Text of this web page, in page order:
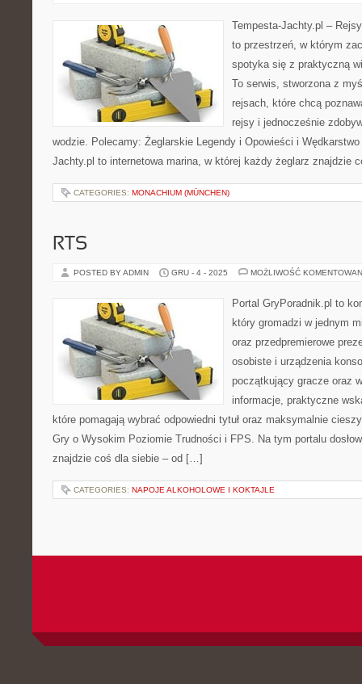
Tempesta-Jachty.pl –
to przestrzeń, w którym
spotyka się z praktyczną
To serwis, stworzona z
rejsach, które chcą
rejsy i jednocześnie
wodzie. Polecamy: Żeglarskie Legendy i Opowieści i Wędkarstwo
Jachty.pl to internetowa marina, w której każdy żeglarz znajdzie
CATEGORIES: MONACHIUM (MÜNCHEN)
RTS
POSTED BY ADMIN GRU - 4 - 2025 MOŻLIWOŚĆ
Portal GryPoradnik.pl to
który gromadzi w jednym
oraz przedpremierowe
osobiste i urządzenia
początkujący gracze oraz
informacje, praktyczne
które pomagają wybrać odpowiedni tytuł oraz maksymalnie
Gry o Wysokim Poziomie Trudności i FPS. Na tym portalu
znajdzie coś dla siebie – od […]
CATEGORIES: NAPOJE ALKOHOLOWE I KOKTAJLE